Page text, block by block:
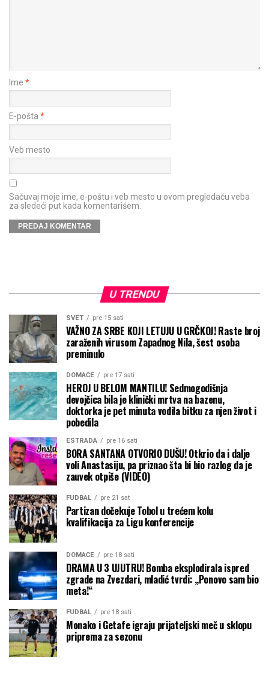
Ime *
E-pošta *
Veb mesto
Sačuvaj moje ime, e-poštu i veb mesto u ovom pregledaču veba
za sledeći put kada komentarišem.
U TRENDU
SVET pre 15 sati
VAŽNO ZA SRBE KOJI LETUJU U GRČKOJ! Raste broj
zaraženih virusom Zapadnog Nila, šest osoba
preminulo
DOMAĆE pre 17 sati
HEROJ U BELOM MANTILU! Sedmogodišnja
devojčica bila je klinički mrtva na bazenu,
doktorka je pet minuta vodila bitku za njen život i
pobedila
ESTRADA pre 16 sati
BORA SANTANA OTVORIO DUŠU! Otkrio da i dalje
voli Anastasiju, pa priznao šta bi bio razlog da je
zauvek otpiše (VIDEO)
FUDBAL pre 21 sat
Partizan dočekuje Tobol u trećem kolu
kvalifikacija za Ligu konferencije
DOMAĆE pre 18 sati
DRAMA U 3 UJUTRU! Bomba eksplodirala ispred
zgrade na Zvezdari, mladić tvrdi: „Ponovo sam bio
meta!“
FUDBAL pre 18 sati
Monako i Getafe igraju prijateljski meč u sklopu
priprema za sezonu